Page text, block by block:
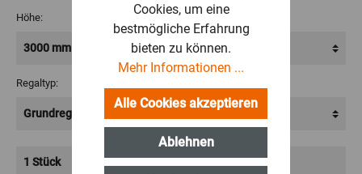
Höhe:
Regaltyp:
Cookies, um eine
bestmögliche Erfahrung
bieten zu können.
Mehr Informationen ...
Ablehnen
Alle Cookies akzeptieren